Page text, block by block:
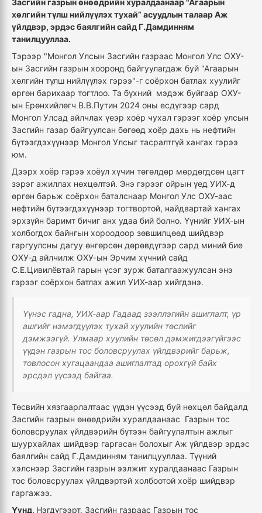
Засгийн газрын өнөөдрийн хуралдаанаар "Агаарын
хөлгийн түлш нийлүүлэх тухай” асуудлын талаар Аж
үйлдвэр, эрдэс баялгийн сайд Г.Дамдинням
танилцууллаа.
Тэрээр "Монгол Улсын Засгийн газраас Монгол Улс ОХУ-
ын Засгийн газрын хооронд байгуулагдаж буй "Агаарын
хөлгийн түлш нийлүүлэх гэрээ"-г соёрхон батлах хуулийг
өргөн барихаар тогтлоо. Та бүхний мэдэж буйгаар ОХУ-
ын Ерөнхийлөгч В.В.Путин 2024 оны есдүгээр сард
Монгол Улсад айлчлах үеэр хоёр чухал гэрээг хоёр улсын
Засгийн газар байгуулсан бөгөөд хоёр дахь нь нефтийн
бүтээгдэхүүнээр Монгол Улсыг тасралтгүй хангах гэрээ
юм.
Дээрх хоёр гэрээ хоёул хүчин төгөлдөр мөрдөгдсөн цагт
зэрэг ажиллах нөхцөлтэй. Энэ гэрээг ойрын үед УИХ-д
өргөн барьж соёрхон баталснаар Монгол Улс ОХУ-аас
нефтийн бүтээгдэхүүнээр тогтвортой, найдвартай хангах
эрхзүйн баримт бичиг анх удаа бий болно. Үүнийг УИХ-ын
холбогдох байнгын хороодоор зөвшилцөөд шийдвэр
гаргуулсны дагуу өнгөрсөн дөрөвдүгээр сард миний бие
ОХУ-д айлчилж ОХУ-ын Эрчим хүчний сайд
С.Е.Цивилёвтай гарын үсэг зурж баталгаажуулсан энэ
гэрээг соёрхон батлах ажил УИХ-аар хийгдэнэ.
Үүнэс гадна, УИХ-аар Гадаад зээллэгийн ашиглалт, үр
ашгийг нэмэгдүүлэх тухай хуулийн төслийг
дэмжээгүй. Улмаар хуулийн төсөл дэмжигдээгүйгээс
үүдэн газрын тос боловсруулах үйлдвэрийг барьж,
товлосон хугацаандаа ашиглалтад орохгүй байх
эрсдэл үүсээд байгаа.
Төсвийн хязгаарлалтаас үүдэн үүсээд буй нөхцөл байдалд
Засгийн газрын өнөөдрийн хуралдаанаас Газрын тос
боловсруулах үйлдвэрийн бүтээн байгуулалтын ажлыг
шуурхайлах шийдвэр гаргасан болохыг Аж үйлдвэр эрдэс
баялгийн сайд Г.Дамдинням танилцууллаа. Түүний
хэлснээр Засгийн газрын ээлжит хуралдаанаас Газрын
тос боловсруулах үйлдвэртэй холбоотой хоёр шийдвэр
гаргажээ.
Үүнд, Нэгдүгээрт, Засгийн газраас Газрын тос